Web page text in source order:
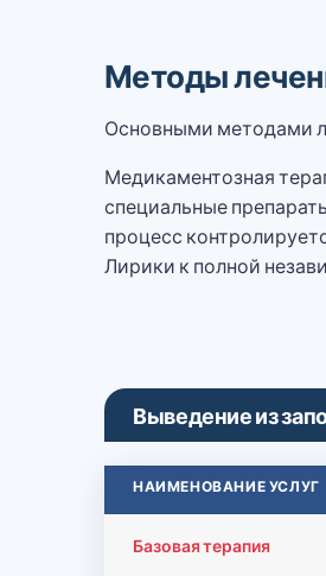
Методы
Основными методами
Медикаментозная
специальные
процесс
Лирики к полной
Выведение из
НАИМЕНОВАНИЕ УСЛУГ
Базовая терапия